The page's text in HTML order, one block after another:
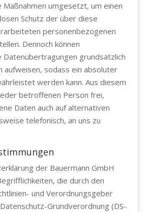
umgesetzt, um einen
Schutz der über diese
personenbezogenen
Dennoch können
grundsätzlich
aufweisen, sodass ein absoluter
werden kann. Aus diesem
betroffenen Person frei,
Daten auch auf alternativen
telefonisch, an uns zu
der Bauermann GmbH
die durch den
und Verordnungsgeber
Grundverordnung (DS-